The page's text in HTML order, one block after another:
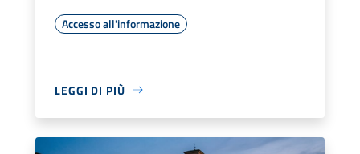
Accesso all'informazione
LEGGI DI PIÙ